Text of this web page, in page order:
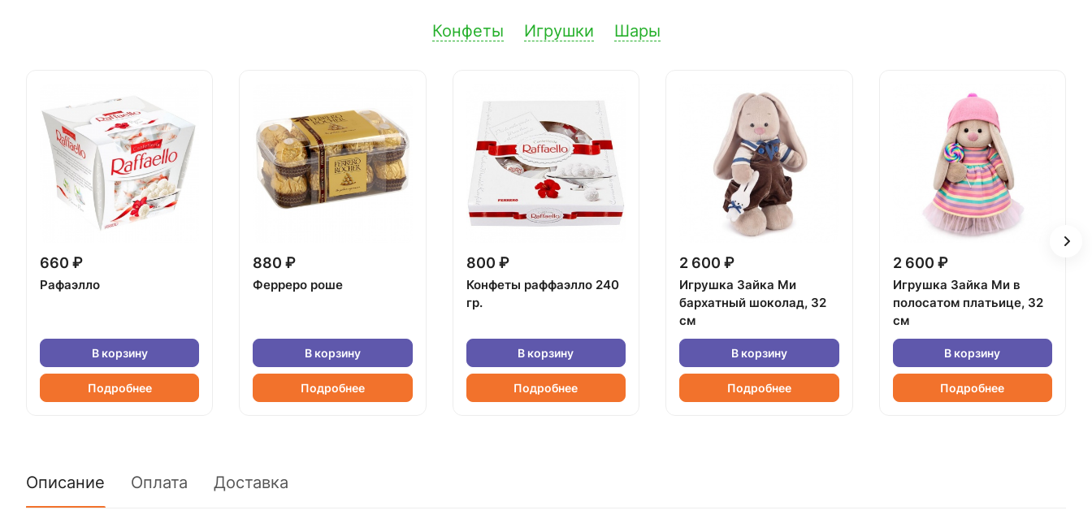
Конфеты Игрушки Шары
660 ₽
Рафаэлло
В корзину
Подробнее
880 ₽
Ферреро роше
В корзину
Подробнее
800 ₽
Конфеты раффаэлло 240
гр.
В корзину
Подробнее
2 600 ₽
Игрушка Зайка Ми
бархатный шоколад, 32
см
В корзину
Подробнее
2 600 ₽
Игрушка Зайка Ми в
полосатом платьице, 32
см
В корзину
Подробнее
Описание Оплата Доставка